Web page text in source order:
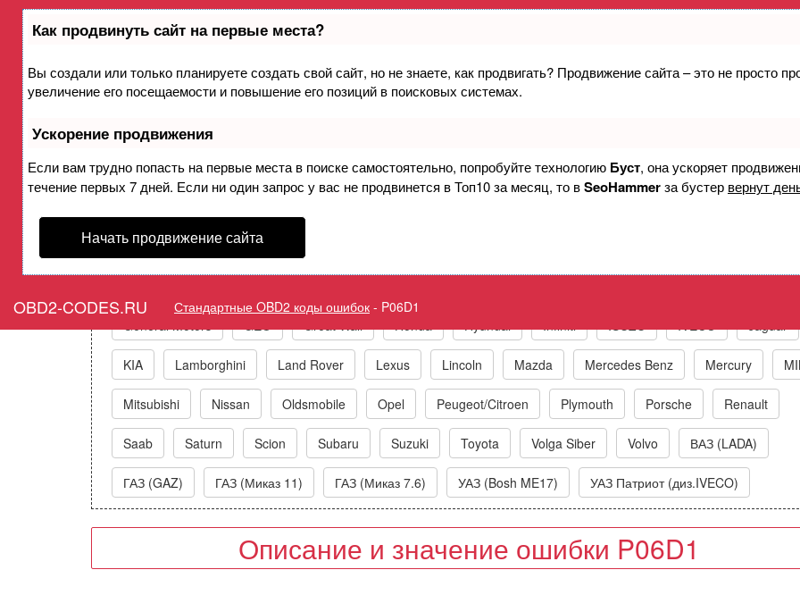
Как продвинуть сайт на первые места?
Вы создали или только планируете создать свой сайт, но не знаете, как продвигать? Продвижение сайта – это не просто
увеличение его посещаемости и повышение его позиций в поисковых системах.
Ускорение продвижения
Если вам трудно попасть на первые места в поиске самостоятельно, попробуйте технологию Буст, она ускоряет
течение первых 7 дней. Если ни один запрос у вас не продвинется в Топ10 за месяц, то вSeoHammerза бустер вернут
Начать продвижение сайта
OBD2-CODES.RU Стандартные OBD2 коды ошибок - P06D1
Ошибка P06D1 Внутренний блок управления, управление катушкой
Горит ошибка Check Engine P06D1 Internal Control Module
General Motors GEO Great Wall Honda Hyundai Infiniti ISUZU IVECO Jaguar
KIA Lamborghini Land Rover Lexus Lincoln Mazda Mercedes Benz Mercury
Mitsubishi Nissan Oldsmobile Opel Peugeot/Citroen Plymouth Porsche Renault
Saab Saturn Scion Subaru Suzuki Toyota Volga Siber Volvo ВАЗ (LADA)
ГАЗ (GAZ) ГАЗ (Миказ 11) ГАЗ (Миказ 7.6) УАЗ (Bosh ME17) УАЗ Патриот (диз.IVECO)
Описание и значение ошибки P06D1